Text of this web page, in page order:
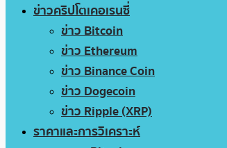
ข่าวคริปโตเคอเรนซี่
ข่าว Bitcoin
ข่าว Ethereum
ข่าว Binance Coin
ข่าว Dogecoin
ข่าว Ripple (XRP)
ราคาและการวิเคราะห์